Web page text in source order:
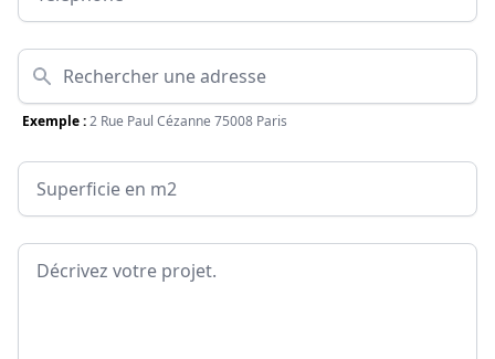
Adresse
Exemple :2 Rue Paul Cézanne 75008 Paris
Surface
Message